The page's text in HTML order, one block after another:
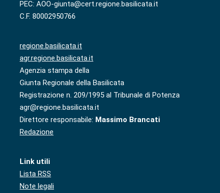
PEC: AOO-giunta@cert.regione.basilicata.it
C.F. 80002950766
regione.basilicata.it
agr.regione.basilicata.it
Agenzia stampa della
Giunta Regionale della Basilicata
Registrazione n. 209/1995 al Tribunale di Potenza
agr@regione.basilicata.it
Direttore responsabile: Massimo Brancati
Redazione
Link utili
Lista RSS
Note legali